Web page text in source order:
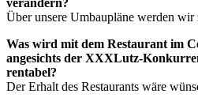
verändern?
Über unsere Umbaupläne werden wir
Was wird mit dem Restaurant im
angesichts der XXXLutz-
rentabel?
Der Erhalt des Restaurants wäre